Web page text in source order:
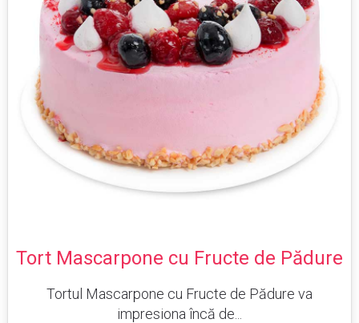
Tort Mascarpone cu Fructe de Pădure
Tortul Mascarpone cu Fructe de Pădure va
impresiona încă de...